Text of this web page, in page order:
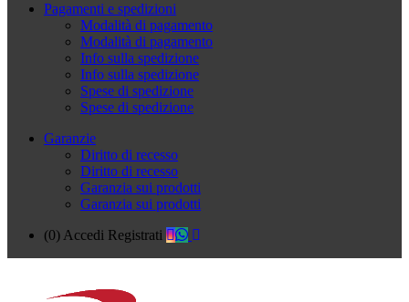
Pagamenti e spedizioni
Modalità di pagamento
Modalità di pagamento
Info sulla spedizione
Info sulla spedizione
Spese di spedizione
Spese di spedizione
Garanzie
Diritto di recesso
Diritto di recesso
Garanzia sui prodotti
Garanzia sui prodotti
(0) Accedi Registrati